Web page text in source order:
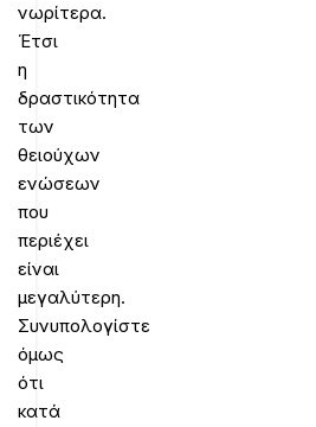
νωρίτερα.
Έτσι
η
δραστικότητα
των
θειούχων
ενώσεων
που
περιέχει
είναι
μεγαλύτερη.
Συνυπολογίστε
όμως
ότι
κατά